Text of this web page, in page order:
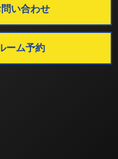
い合わせ
ーム予約